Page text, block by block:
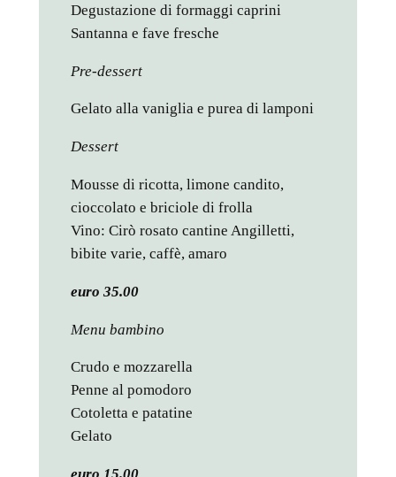
Degustazione di formaggi caprini
Santanna e fave fresche
Pre-dessert
Gelato alla vaniglia e purea di lamponi
Dessert
Mousse di ricotta, limone candito,
cioccolato e briciole di frolla
Vino: Cirò rosato cantine Angilletti,
bibite varie, caffè, amaro
euro 35.00
Menu bambino
Crudo e mozzarella
Penne al pomodoro
Cotoletta e patatine
Gelato